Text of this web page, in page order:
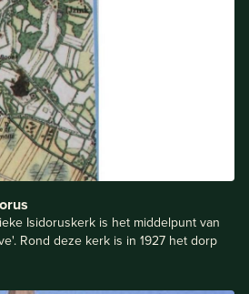
Isidoruskerk is het middelpunt van
Rond deze kerk is in 1927 het dorp